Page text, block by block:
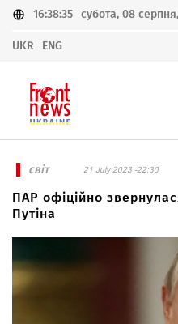
16:38:35 субота, 08
UKR ENG
світ 21 July 2023 -22:30
ПАР офіційно
Путіна